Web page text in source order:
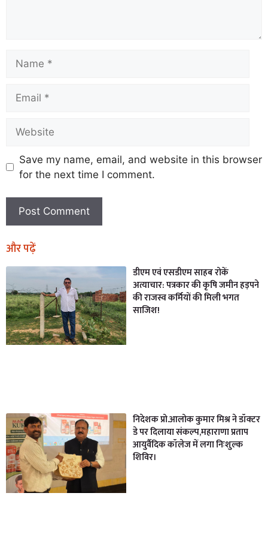
Save my name, email, and website in this browser
for the next time I comment.
और पढ़ें
डीएम एवं एसडीएम साहब रोकें
अत्याचार: पत्रकार की कृषि जमीन हड़पने
की राजस्व कर्मियों की मिली भगत
साजिश!
निदेशक प्रो.आलोक कुमार मिश्र ने डॉक्टर
डे पर दिलाया संकल्प,महाराणा प्रताप
आयुर्वैदिक कॉलेज में लगा निःशुल्क
शिविर।